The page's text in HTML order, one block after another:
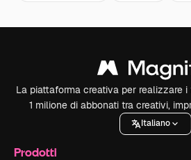
La piattaforma creativa per realizzare
1 milione di abbonati tra creativi,
Italiano
Prodotti